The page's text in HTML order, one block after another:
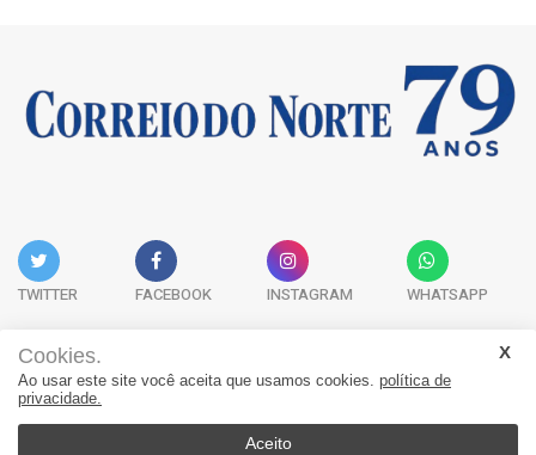
TWITTER FACEBOOK INSTAGRAM WHATSAPP
Acervo Digital Fale Conosco Quem Somos
Cookies.
Ao usar este site você aceita que usamos cookies. política de
privacidade.
Aceito